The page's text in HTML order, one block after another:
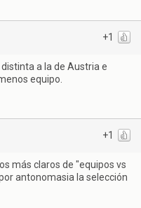
+1
a la de Austria e
equipo.
+1
más claros de "equipos vs
antonomasia la selección